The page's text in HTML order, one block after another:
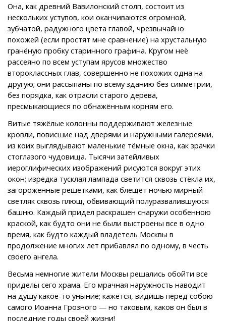
Она, как древний Вавилонский столп, состоит из
нескольких уступов, кои оканчиваются огромной,
зубчатой, радужного цвета главой, чрезвычайно
похожей (если простят мне сравнение) на хрустальную
гранёную пробку старинного графина. Кругом неё
рассеяно по всем уступам ярусов множество
второклассных глав, совершенно не похожих одна на
другую; они рассыпаны по всему зданию без симметрии,
без порядка, как отрасли старого дерева,
пресмыкающиеся по обнажённым корням его.
Витые тяжёлые колонны поддерживают железные
кровли, повисшие над дверями и наружными галереями,
из коих выглядывают маленькие тёмные окна, как зрачки
стоглазого чудовища. Тысячи затейливых
иероглифических изображений рисуются вокруг этих
окон; изредка тусклая лампада светится сквозь стёкла их,
загороженные решётками, как блещет ночью мирный
светляк сквозь плющ, обвивающий полуразвалившуюся
башню. Каждый придел раскрашен снаружи особенною
краской, как будто они не были выстроены все в одно
время, как будто каждый владетель Москвы в
продолжение многих лет прибавлял по одному, в честь
своего ангела.
Весьма немногие жители Москвы решались обойти все
приделы сего храма. Его мрачная наружность наводит
на душу какое-то уныние; кажется, видишь перед собою
самого Иоанна Грозного — но таковым, каков он был в
последние годы своей жизни!